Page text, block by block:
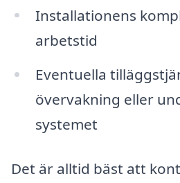
Installationens
arbetstid
Eventuella
övervakning eller
systemet
Det är alltid bäst att